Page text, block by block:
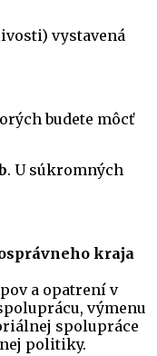
vystavená
budete môcť
. U súkromných
kraja
a opatrení v
výmenu
spolupráce
politiky.